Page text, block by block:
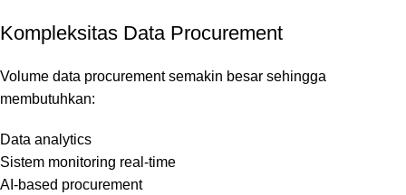
Kompleksitas Data Procurement
Volume data procurement semakin besar sehingga
membutuhkan:
Data analytics
Sistem monitoring real-time
AI-based procurement